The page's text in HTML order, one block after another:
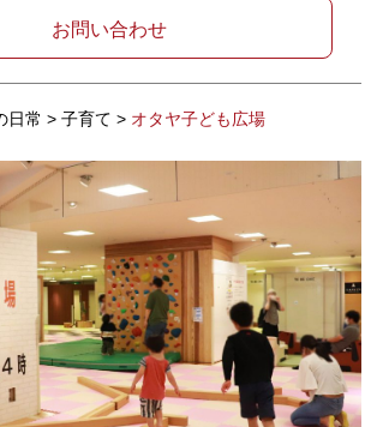
お問い合わせ
日常 >子育て > オタヤ子ども広場